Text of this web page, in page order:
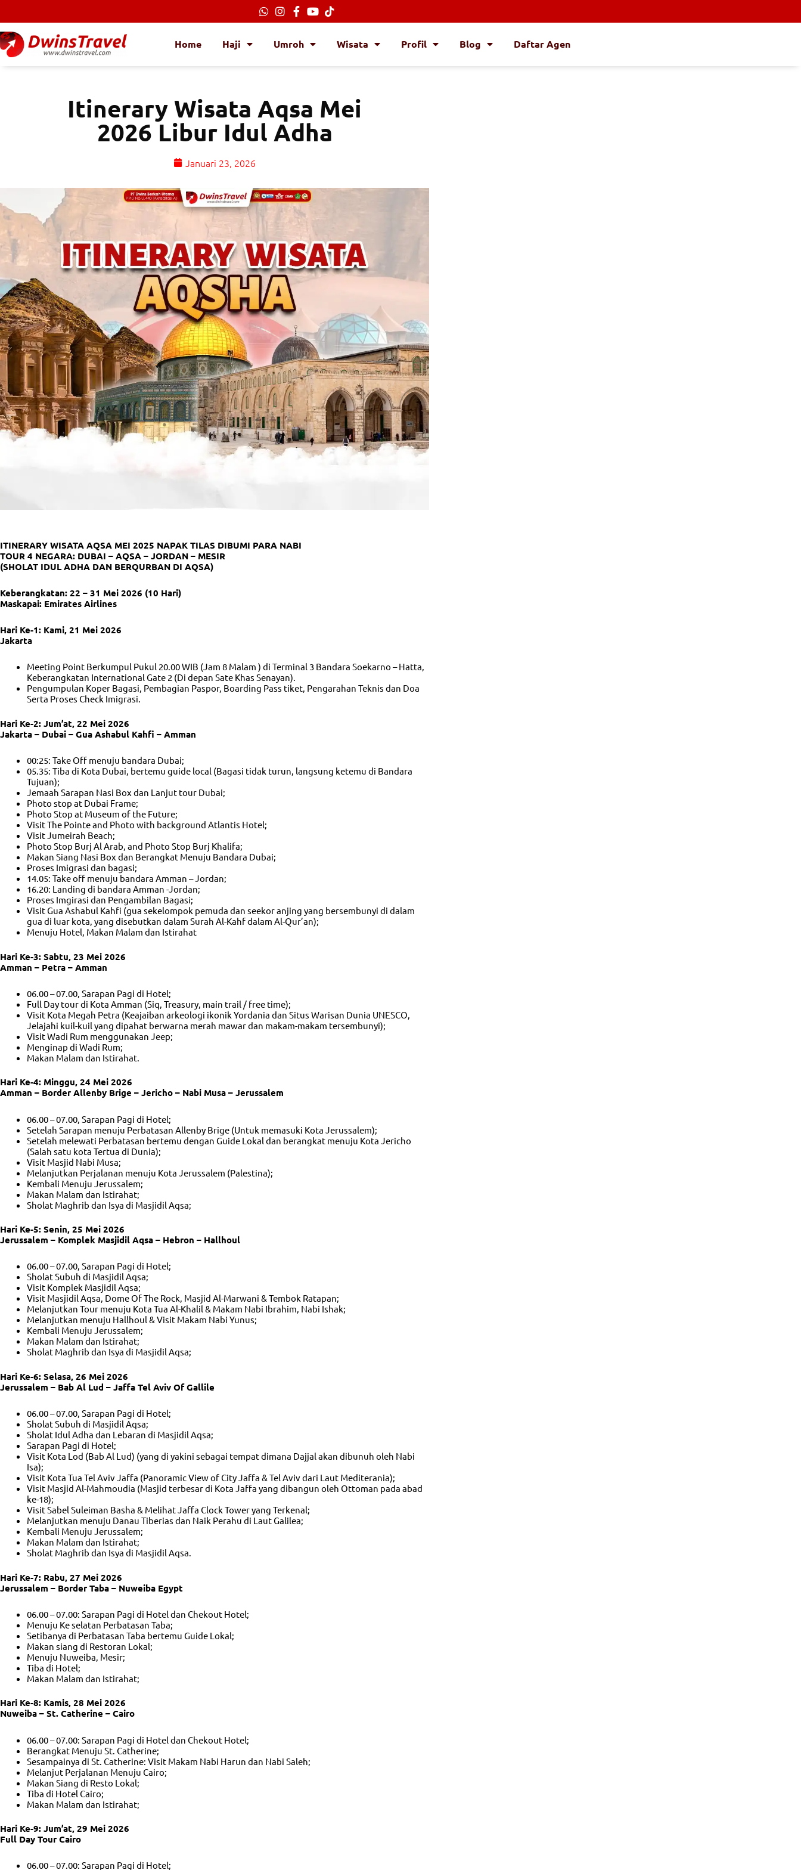
ke
konten
Home Haji Umroh Wisata Profil Blog Daftar Agen
Itinerary Wisata Aqsa Mei
2026 Libur Idul Adha
Januari 23, 2026
ITINERARY WISATA AQSA MEI 2025 NAPAK TILAS DIBUMI PARA NABI
TOUR 4 NEGARA: DUBAI – AQSA – JORDAN – MESIR
(SHOLAT IDUL ADHA DAN BERQURBAN DI AQSA)
Keberangkatan: 22 – 31 Mei 2026 (10 Hari)
Maskapai: Emirates Airlines
Hari Ke-1: Kami, 21 Mei 2026
Jakarta
Meeting Point Berkumpul Pukul 20.00 WIB (Jam 8 Malam ) di Terminal 3 Bandara Soekarno – Hatta,
Keberangkatan International Gate 2 (Di depan Sate Khas Senayan).
Pengumpulan Koper Bagasi, Pembagian Paspor, Boarding Pass tiket, Pengarahan Teknis dan Doa
Serta Proses Check Imigrasi.
Hari Ke-2: Jum’at, 22 Mei 2026
Jakarta – Dubai – Gua Ashabul Kahfi – Amman
00:25: Take Off menuju bandara Dubai;
05.35: Tiba di Kota Dubai, bertemu guide local (Bagasi tidak turun, langsung ketemu di Bandara
Tujuan);
Jemaah Sarapan Nasi Box dan Lanjut tour Dubai;
Photo stop at Dubai Frame;
Photo Stop at Museum of the Future;
Visit The Pointe and Photo with background Atlantis Hotel;
Visit Jumeirah Beach;
Photo Stop Burj Al Arab, and Photo Stop Burj Khalifa;
Makan Siang Nasi Box dan Berangkat Menuju Bandara Dubai;
Proses Imigrasi dan bagasi;
14.05: Take off menuju bandara Amman – Jordan;
16.20: Landing di bandara Amman -Jordan;
Proses Imgirasi dan Pengambilan Bagasi;
Visit Gua Ashabul Kahfi (gua sekelompok pemuda dan seekor anjing yang bersembunyi di dalam
gua di luar kota, yang disebutkan dalam Surah Al-Kahf dalam Al-Qur’an);
Menuju Hotel, Makan Malam dan Istirahat
Hari Ke-3: Sabtu, 23 Mei 2026
Amman – Petra – Amman
06.00 – 07.00, Sarapan Pagi di Hotel;
Full Day tour di Kota Amman (Siq, Treasury, main trail / free time);
Visit Kota Megah Petra (Keajaiban arkeologi ikonik Yordania dan Situs Warisan Dunia UNESCO,
Jelajahi kuil-kuil yang dipahat berwarna merah mawar dan makam-makam tersembunyi);
Visit Wadi Rum menggunakan Jeep;
Menginap di Wadi Rum;
Makan Malam dan Istirahat.
Hari Ke-4: Minggu, 24 Mei 2026
Amman – Border Allenby Brige – Jericho – Nabi Musa – Jerussalem
06.00 – 07.00, Sarapan Pagi di Hotel;
Setelah Sarapan menuju Perbatasan Allenby Brige (Untuk memasuki Kota Jerussalem);
Setelah melewati Perbatasan bertemu dengan Guide Lokal dan berangkat menuju Kota Jericho
(Salah satu kota Tertua di Dunia);
Visit Masjid Nabi Musa;
Melanjutkan Perjalanan menuju Kota Jerussalem (Palestina);
Kembali Menuju Jerussalem;
Makan Malam dan Istirahat;
Sholat Maghrib dan Isya di Masjidil Aqsa;
Hari Ke-5: Senin, 25 Mei 2026
Jerussalem – Komplek Masjidil Aqsa – Hebron – Hallhoul
06.00 – 07.00, Sarapan Pagi di Hotel;
Sholat Subuh di Masjidil Aqsa;
Visit Komplek Masjidil Aqsa;
Visit Masjidil Aqsa, Dome Of The Rock, Masjid Al-Marwani & Tembok Ratapan;
Melanjutkan Tour menuju Kota Tua Al-Khalil & Makam Nabi Ibrahim, Nabi Ishak;
Melanjutkan menuju Hallhoul & Visit Makam Nabi Yunus;
Kembali Menuju Jerussalem;
Makan Malam dan Istirahat;
Sholat Maghrib dan Isya di Masjidil Aqsa;
Hari Ke-6: Selasa, 26 Mei 2026
Jerussalem – Bab Al Lud – Jaffa Tel Aviv Of Gallile
06.00 – 07.00, Sarapan Pagi di Hotel;
Sholat Subuh di Masjidil Aqsa;
Sholat Idul Adha dan Lebaran di Masjidil Aqsa;
Sarapan Pagi di Hotel;
Visit Kota Lod (Bab Al Lud) (yang di yakini sebagai tempat dimana Dajjal akan dibunuh oleh Nabi
Isa);
Visit Kota Tua Tel Aviv Jaffa (Panoramic View of City Jaffa & Tel Aviv dari Laut Mediterania);
Visit Masjid Al-Mahmoudia (Masjid terbesar di Kota Jaffa yang dibangun oleh Ottoman pada abad
ke-18);
Visit Sabel Suleiman Basha & Melihat Jaffa Clock Tower yang Terkenal;
Melanjutkan menuju Danau Tiberias dan Naik Perahu di Laut Galilea;
Kembali Menuju Jerussalem;
Makan Malam dan Istirahat;
Sholat Maghrib dan Isya di Masjidil Aqsa.
Hari Ke-7: Rabu, 27 Mei 2026
Jerussalem – Border Taba – Nuweiba Egypt
06.00 – 07.00: Sarapan Pagi di Hotel dan Chekout Hotel;
Menuju Ke selatan Perbatasan Taba;
Setibanya di Perbatasan Taba bertemu Guide Lokal;
Makan siang di Restoran Lokal;
Menuju Nuweiba, Mesir;
Tiba di Hotel;
Makan Malam dan Istirahat;
Hari Ke-8: Kamis, 28 Mei 2026
Nuweiba – St. Catherine – Cairo
06.00 – 07.00: Sarapan Pagi di Hotel dan Chekout Hotel;
Berangkat Menuju St. Catherine;
Sesampainya di St. Catherine: Visit Makam Nabi Harun dan Nabi Saleh;
Melanjut Perjalanan Menuju Cairo;
Makan Siang di Resto Lokal;
Tiba di Hotel Cairo;
Makan Malam dan Istirahat;
Hari Ke-9: Jum’at, 29 Mei 2026
Full Day Tour Cairo
06.00 – 07.00: Sarapan Pagi di Hotel;